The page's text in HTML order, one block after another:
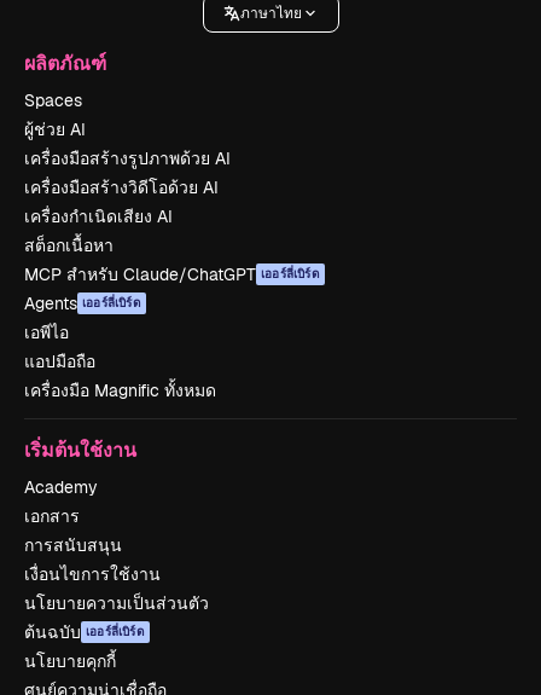
ภาษาไทย
ผลิตภัณฑ์
Spaces
ผู้ช่วย AI
เครื่องมือสร้างรูปภาพด้วย AI
เครื่องมือสร้างวิดีโอด้วย AI
เครื่องกำเนิดเสียง AI
สต็อกเนื้อหา
MCP สำหรับ Claude/ChatGPT เออร์ลี่เบิร์ด
Agents เออร์ลี่เบิร์ด
เอพีไอ
แอปมือถือ
เครื่องมือ Magnific ทั้งหมด
เริ่มต้นใช้งาน
Academy
เอกสาร
การสนับสนุน
เงื่อนไขการใช้งาน
นโยบายความเป็นส่วนตัว
ต้นฉบับ เออร์ลี่เบิร์ด
นโยบายคุกกี้
ศูนย์ความน่าเชื่อถือ